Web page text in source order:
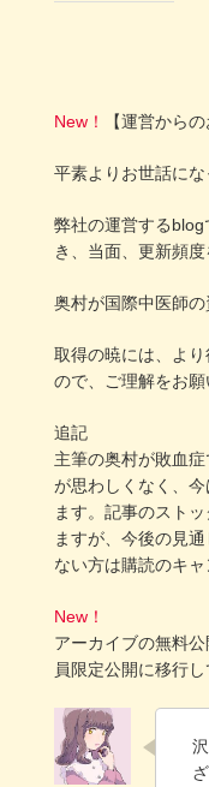
New！ 【運営から
平素よりお世話にな
弊社の運営する
き、当面、更新頻
奥村が国際中医師の
取得の暁には、よ
ので、ご理解をお願
追記
主筆の奥村が敗血
が思わしくなく、
ます。記事のスト
ますが、今後の見
ない方は購読のキャ
New！
アーカイブの無料
員限定公開に移行し